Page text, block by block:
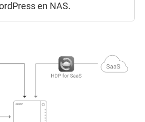
en NAS.
cuando sea